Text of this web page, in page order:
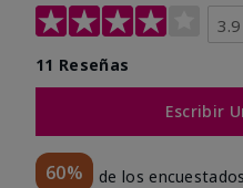
3.9
11 Reseñas
Escribir
60% de los